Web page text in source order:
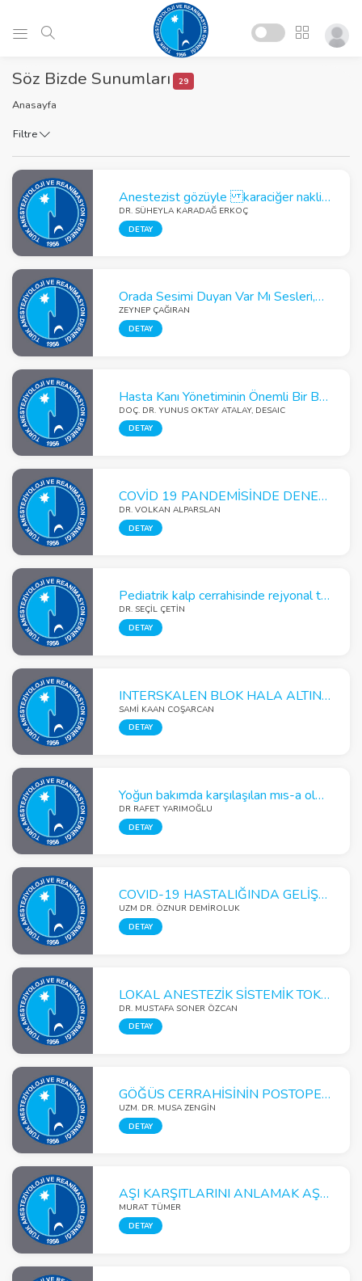
Söz Bizde Sunumları 29
Anasayfa
Filtre
Anestezist gözüyle karaciğer nakli planlanan hasta
DR. SÜHEYLA KARADAĞ ERKOÇ
DETAY
Orada Sesimi Duyan Var Mı Sesleri, Dışarıda Sirenler, İçimizde Sürekli Depremler Olmaktaydı:Covid-19 Pandemisi Sırasında Gerçekleşen 2020 Ege Denizi Depreminde Üniversitemize Başvuran Depremzedelerde Klinik Deneyimlerimiz
ZEYNEP ÇAĞIRAN
DETAY
Hasta Kanı Yönetiminin Önemli Bir Basmağı Preoperatif Anemi
DOÇ. DR. YUNUS OKTAY ATALAY, DESAIC
DETAY
COVİD 19 PANDEMİSİNDE DENEYİMLERİM
DR. VOLKAN ALPARSLAN
DETAY
Pediatrik kalp cerrahisinde rejyonal teknikler
DR. SEÇIL ÇETIN
DETAY
INTERSKALEN BLOK HALA ALTIN STANDART MI ?
SAMİ KAAN COŞARCAN
DETAY
Yoğun bakımda karşılaşılan mıs-a olgusu
DR RAFET YARIMOĞLU
DETAY
COVID-19 HASTALIĞINDA GELİŞTİRİLEN PROGNOSTİK SKORLAMA MODELLERİNDEN CALL, CANPT VE COVID-GRAM SKORLARI
UZM DR. ÖZNUR DEMIROLUK
DETAY
LOKAL ANESTEZİK SİSTEMİK TOKSİSİTESİNDE ÜÇ BÖLMELİ PARENTERAL BESLENME SOLÜSYONU KULLANIMI
DR. MUSTAFA SONER ÖZCAN
DETAY
GÖĞÜS CERRAHİSİNİN POSTOPERATİF ANALJEZİSİ
UZM. DR. MUSA ZENGİN
DETAY
AŞI KARŞITLARINI ANLAMAK AŞI KARŞITLIĞINA ÇÖZÜM ÜRETMEK
MURAT TÜMER
DETAY